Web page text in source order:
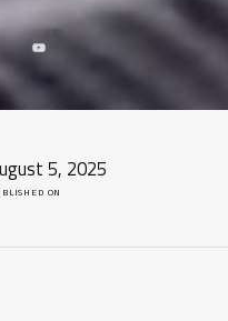
profile
TikTok profile
out my Instagram profile
Check out my YouTube channel
5, 2025
ON